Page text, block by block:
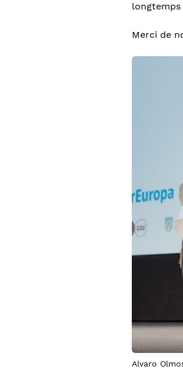
longtemps
Merci de
Alvaro